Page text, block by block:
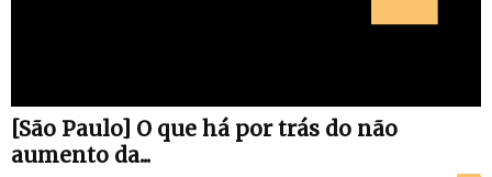
[São Paulo] O que há por trás do não
aumento da...